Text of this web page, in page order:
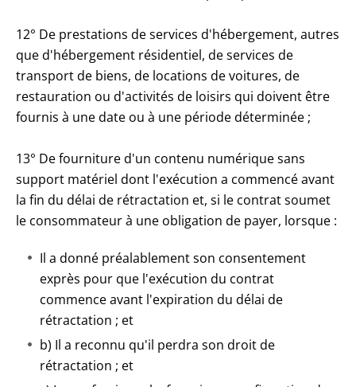
12° De prestations de services d'hébergement, autres
que d'hébergement résidentiel, de services de
transport de biens, de locations de voitures, de
restauration ou d'activités de loisirs qui doivent être
fournis à une date ou à une période déterminée ;
13° De fourniture d'un contenu numérique sans
support matériel dont l'exécution a commencé avant
la fin du délai de rétractation et, si le contrat soumet
le consommateur à une obligation de payer, lorsque :
Il a donné préalablement son consentement
exprès pour que l'exécution du contrat
commence avant l'expiration du délai de
rétractation ; et
b) Il a reconnu qu'il perdra son droit de
rétractation ; et